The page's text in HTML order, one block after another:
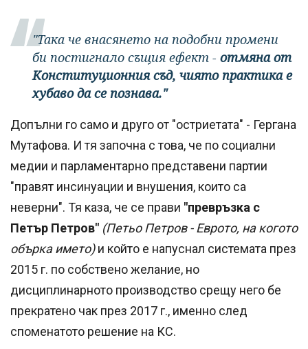
"Така че внасянето на подобни промени
би постигнало същия ефект - отмяна от
Конституционния съд, чиято практика е
хубаво да се познава."
Допълни го само и друго от "остриетата" - Гергана
Мутафова. И тя започна с това, че по социални
медии и парламентарно представени партии
"правят инсинуации и внушения, които са
неверни". Тя каза, че се прави "превръзка с
Петър Петров" (Петьо Петров - Еврото, на когото
обърка името)и който е напуснал системата през
2015 г. по собствено желание, но
дисциплинарното производство срещу него бе
прекратено чак през 2017 г., именно след
споменатото решение на КС.